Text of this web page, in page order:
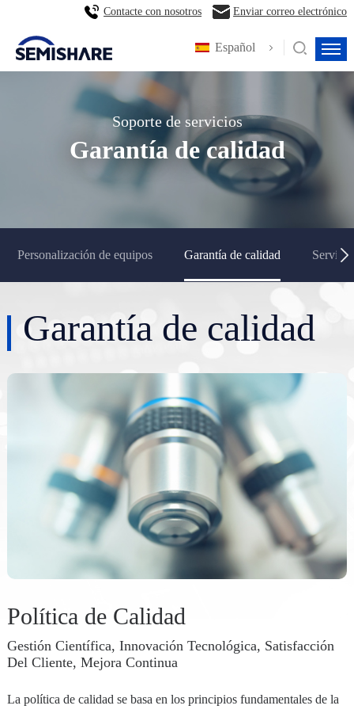
Español
Contacte con nosotros Enviar correo electrónico
Soporte de servicios
Garantía de calidad
Personalización de equipos Garantía de calidad
Garantía de calidad
Política de Calidad
Gestión Científica, Innovación Tecnológica, Satisfacción
Del Cliente, Mejora Continua
La política de calidad se basa en los principios fundamentales de la